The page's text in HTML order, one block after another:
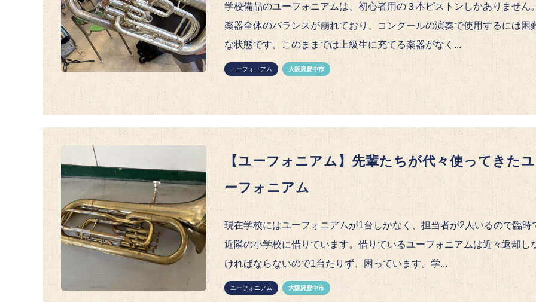
学校備品のユーフォニアムは、初心者用の３本ピストンしかありません
楽器全体のバランスが崩れており、コンクールの演奏で使用するには困
な状態です。このままでは上級生に充てる楽器がなく...
ユーフォニアム 大阪府豊中市
【ユーフォニアム】先輩たちが代々使ってきたユ
ーフォニアム
現在学校にはユーフォニアムが1台しかなく、担当者が2人いるので臨時
近隣の小学校に借りています。借りているユーフォニアムは近々返却し
ければならないので1台たりず、困っています。学...
ユーフォニアム 大阪府豊中市